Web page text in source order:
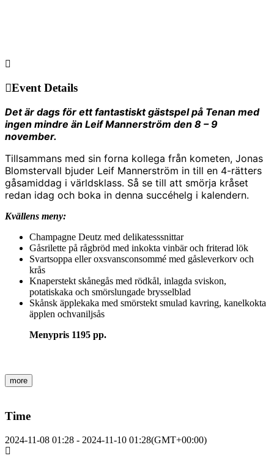
Event Details
Det är dags för ett fantastiskt gästspel på Tenan med
ingen mindre än Leif Mannerström den 8 – 9
november.
Tillsammans med sin forna kollega från kometen, Jonas
Blomstervall bjuder Leif Mannerström in till en 4-rätters
gåsamiddag i världsklass. Så se till att smörja kråset
redan idag och boka in denna succéhelg i kalendern.
Kvällens meny:
Champagne Deutz med delikatesssnittar
Gåsrilette på rågbröd med inkokta vinbär och friterad lök
Svartsoppa eller oxsvansconsommé med gåsleverkorv och
krås
Knaperstekt skånegås med rödkål, inlagda sviskon,
potatiskaka och smörslungade brysselblad
Skånsk äpplekaka med smörstekt smulad kavring, kanelkokta
äpplen ochvaniljsås
Menypris 1195 pp.
more
Time
2024-11-08 01:28 - 2024-11-10 01:28(GMT+00:00)